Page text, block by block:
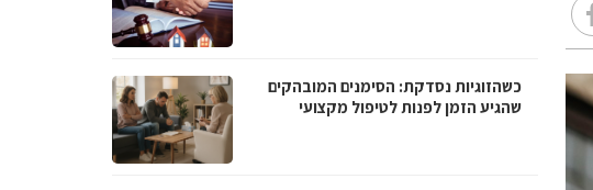
כשהזוגיות נסדקת: הסימנים המובהקים
שהגיע הזמן לפנות לטיפול מקצועי